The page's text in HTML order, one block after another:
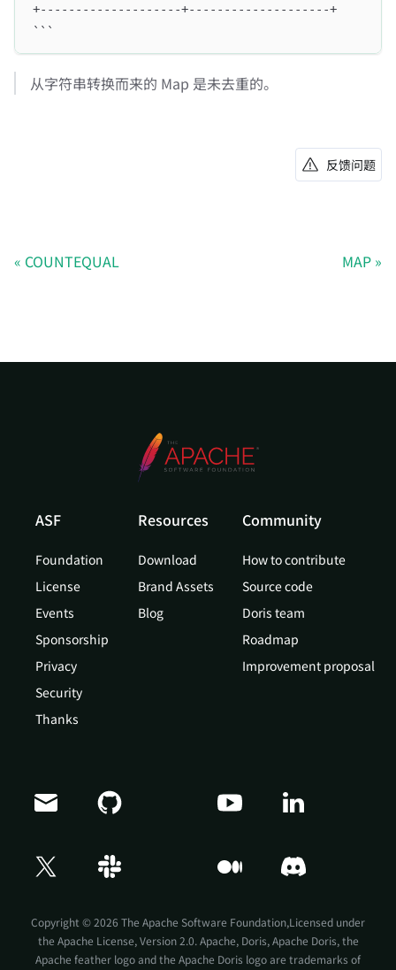
+--------------------+--------------------+
```
从字符串转换而来的 Map 是未去重的。
反馈问题
COUNTEQUAL MAP
ASF
Foundation
License
Events
Sponsorship
Privacy
Security
Thanks
Resources
Download
Brand Assets
Blog
Community
How to contribute
Source code
Doris team
Roadmap
Improvement proposal
Copyright © 2026 The Apache Software Foundation,Licensed under
the Apache License, Version 2.0. Apache, Doris, Apache Doris, the
Apache feather logo and the Apache Doris logo are trademarks of
Doris Summit 26